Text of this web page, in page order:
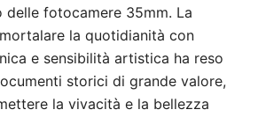
delle fotocamere 35mm. La
la quotidianità con
e sensibilità artistica ha reso
storici di grande valore,
la vivacità e la bellezza